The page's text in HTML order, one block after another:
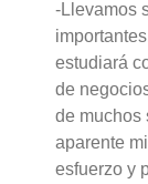
-Llevamos
estudiará
de
de muchos
aparente
esfuerzo y